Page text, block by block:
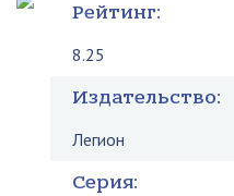
Рейтинг:
8.25
Издательство:
Легион
Серия: